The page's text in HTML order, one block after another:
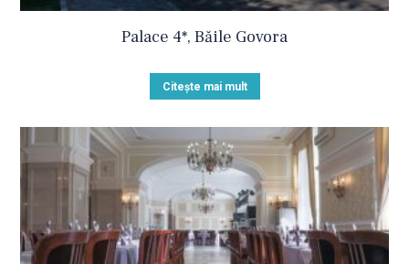
Palace 4*, Băile Govora
Citește mai mult